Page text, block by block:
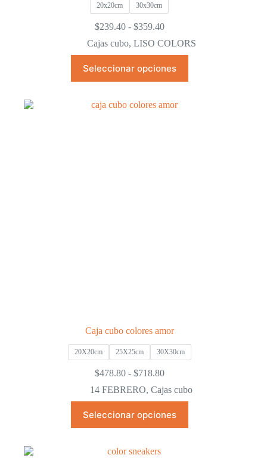
20x20cm 30x30cm
$239.40 - $359.40Rango
precios:
desde
$239.40
hasta
Cajas cubo, LISO COLORS
Seleccionar opciones
producto
tiene
variantes.
Caja cubo colores amor
20X20cm 25X25cm 30X30cm
$478.80 - $718.80Rango
precios:
desde
$478.80
hasta
14 FEBRERO,Cajas cubo
Seleccionar opciones
producto
tiene
variantes.